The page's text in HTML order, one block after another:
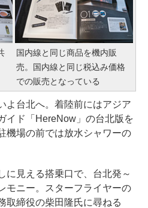
国内線と同じ商品を機内販
売。国内線と同じ税込み価格
での販売となっている
台北へ。着陸前にはアジア
イド「HereNow」の台北版を
機場の前では放水シャワーの
見える搭乗口で、台北発～
モニー。スターフライヤーの
取締役の柴田隆氏に尋ねる